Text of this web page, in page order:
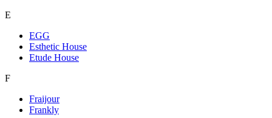
E
EGG
Esthetic House
Etude House
F
Fraijour
Frankly